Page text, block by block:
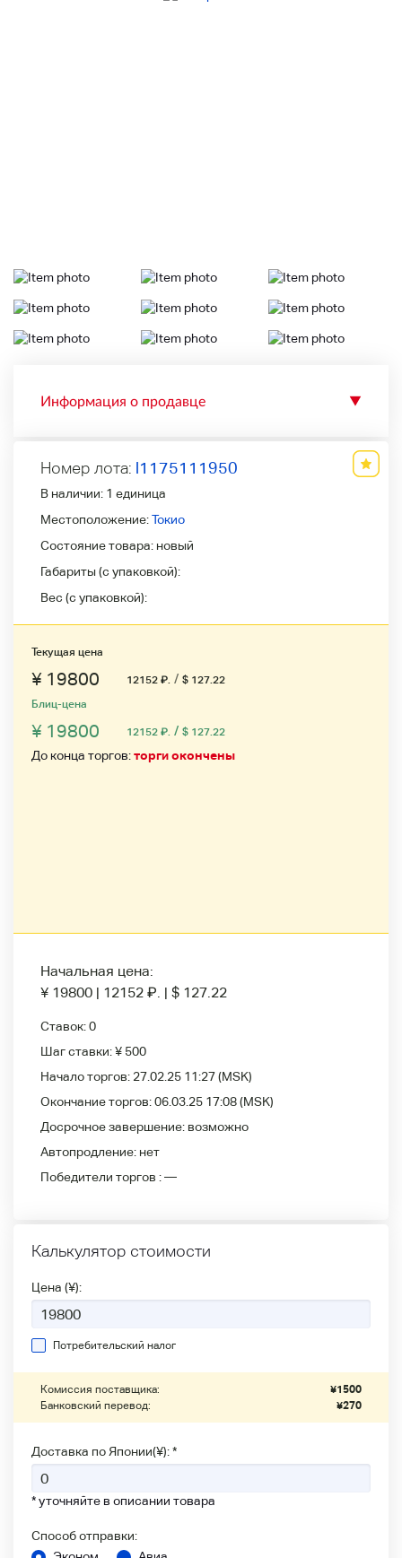
Информация о продавце ▼
Номер лота: l1175111950
В наличии: 1 единица
Местоположение:Токио
Состояние товара: новый
Габариты (с упаковкой):
Вес (с упаковкой):
Текущая цена
¥ 19800 12152 ₽. / $ 127.22
Блиц-цена
¥ 19800 12152 ₽. / $ 127.22
До конца торгов:торги окончены
Начальная цена:
¥ 19800 | 12152 ₽. | $ 127.22
Ставок:0
Шаг ставки:¥ 500
Начало торгов: 27.02.25 11:27(MSK)
Окончание торгов:06.03.25 17:08(MSK)
Досрочное завершение: возможно
Автопродление: нет
Победители
торгов :—
Калькулятор стоимости
Цена (¥):
Потребительский налог
Комиссия поставщика: ¥1500
Банковский перевод:
¥270
Доставка по Японии(¥): *
* уточняйте в описании товара
Способ отправки: